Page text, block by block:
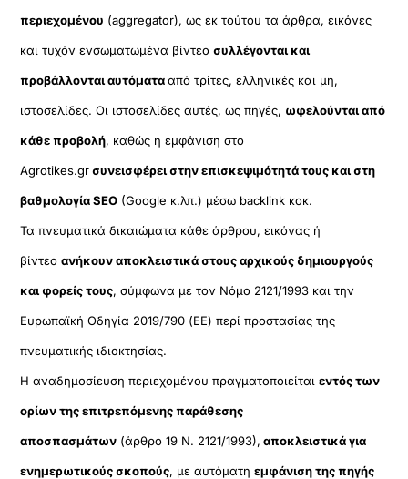
περιεχομένου (aggregator), ως εκ τούτου τα άρθρα, εικόνες
και τυχόν ενσωματωμένα βίντεοσυλλέγονται και
προβάλλονται αυτόματααπό τρίτες, ελληνικές και μη,
ιστοσελίδες. Οι ιστοσελίδες αυτές, ως πηγές, ωφελούνται από
κάθε προβολή, καθώς η εμφάνιση στο
Agrotikes.grσυνεισφέρει στην επισκεψιμότητά τους και στη
βαθμολογία SEO (Google κ.λπ.) μέσω backlink κοκ.
Τα πνευματικά δικαιώματα κάθε άρθρου, εικόνας ή
βίντεοανήκουν αποκλειστικά στους αρχικούς δημιουργούς
και φορείς τους, σύμφωνα με τον Νόμο 2121/1993 και την
Ευρωπαϊκή Οδηγία 2019/790 (ΕΕ) περί προστασίας της
πνευματικής ιδιοκτησίας.
Η αναδημοσίευση περιεχομένου πραγματοποιείταιεντός των
ορίων της επιτρεπόμενης παράθεσης
αποσπασμάτων (άρθρο 19 Ν. 2121/1993), αποκλειστικά για
ενημερωτικούς σκοπούς, με αυτόματηεμφάνιση της πηγής